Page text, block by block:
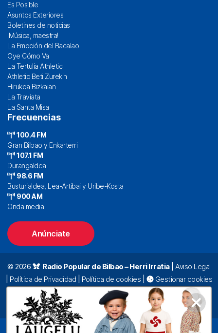
Es Posible
Asuntos Exteriores
Boletines de noticias
¡Música, maestra!
La Emoción del Bacalao
Oye Cómo Va
La Tertulia Athletic
Athletic Beti Zurekin
Hirukoa Bizkaian
La Traviata
La Santa Misa
Frecuencias
100.4 FM
Gran Bilbao y Enkarterri
107.1 FM
Durangaldea
98.6 FM
Busturialdea, Lea-Artibai y Uribe-Kosta
900 AM
Onda media
Anúnciate
© 2026 Radio Popular de Bilbao – Herri Irratia|Aviso Legal
Política de Privacidad Política de cookies
Gestionar cookies
Alda. Mazarredo, 47 – 7º 48009 Bilbao |
94 423 92 00|
oyentes@radiopopular.com